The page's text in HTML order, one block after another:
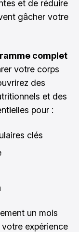
et de réduire
gâcher votre
complet
votre corps
des
et des
pour :
clés
un mois
expérience